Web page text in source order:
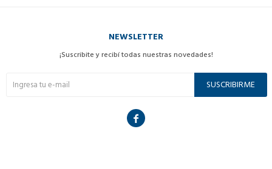
NEWSLETTER
¡Suscribite y recibí todas nuestras novedades!
SUSCRIBIRME
